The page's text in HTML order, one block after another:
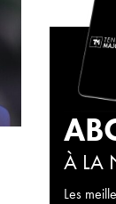
À LA
Les